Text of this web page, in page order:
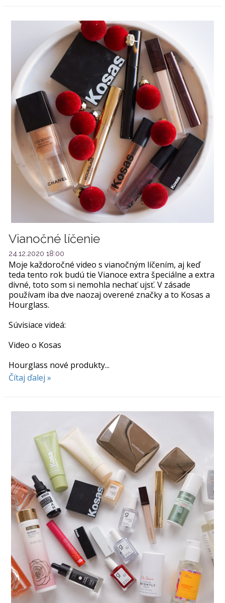
Vianočné líčenie
24.12.2020 18:00
Moje každoročné video s vianočným líčením, aj keď
teda tento rok budú tie Vianoce extra špeciálne a extra
divné, toto som si nemohla nechať ujsť. V zásade
používam iba dve naozaj overené značky a to Kosas a
Hourglass.
Súvisiace videá:
Video o Kosas
Hourglass nové produkty...
Čítaj ďalej »